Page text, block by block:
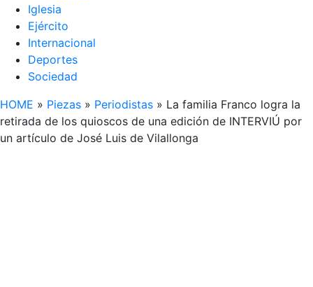
Iglesia
Ejército
Internacional
Deportes
Sociedad
HOME » Piezas » Periodistas » La familia Franco logra la
retirada de los quioscos de una edición de INTERVIÚ por
un artículo de José Luis de Vilallonga